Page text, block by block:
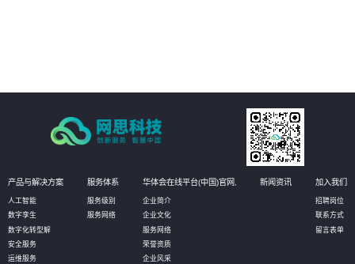
产品与解决方案
人工智能
数字孪生
数字化转型解
安全服务
运维服务
服务体系
服务级别
服务网络
华体会在线平台(中国)官网,
企业简介
企业文化
服务网络
荣誉资质
企业风采
新闻资讯 加入我们
招聘岗位
联系方式
留言表单